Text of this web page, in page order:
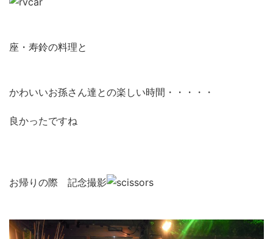
座・寿鈴の料理と
かわいいお孫さん達との楽しい時間・・・・・
良かったですね
お帰りの際 記念撮影